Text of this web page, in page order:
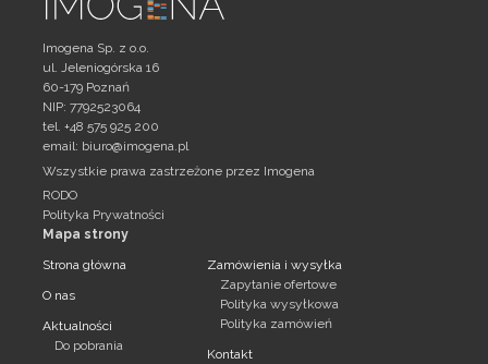
Imogena Sp. z o.o.
ul. Jeleniogórska 16
60-179 Poznań
NIP: 7792523064
tel. +48 575 925 200
email: biuro@imogena.pl
Wszystkie prawa zastrzeżone przez Imogena
RODO
Polityka Prywatności
Mapa strony
Strona główna
O nas
Aktualności
Do pobrania
Zamówienia i wysyłka
Zapytanie ofertowe
Polityka wysyłkowa
Polityka zamówień
Kontakt